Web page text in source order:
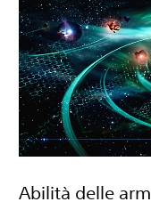
Abilità delle